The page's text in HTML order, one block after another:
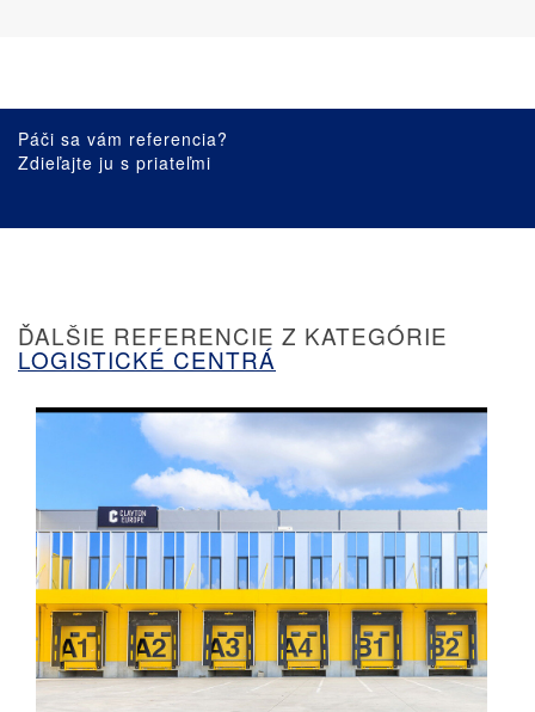
Páči sa vám referencia?
Zdieľajte ju s priateľmi
ĎALŠIE REFERENCIE Z KATEGÓRIE
LOGISTICKÉ CENTRÁ